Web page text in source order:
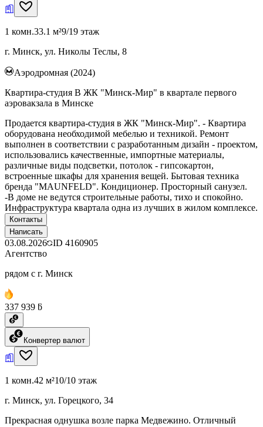
1 комн.33.1 м²9/19 этаж
г. Минск, ул. Николы Теслы, 8
Аэродромная (2024)
Квартира-студия В ЖК "Минск-Мир" в квартале первого
аэровакзала в Минске
Продается квартира-студия в ЖК "Минск-Мир". - Квартира
оборудована необходимой мебелью и техникой. Ремонт
выполнен в соответствии с разработанным дизайн - проектом,
использовались качественные, импортные материалы,
различные виды подсветки, потолок - гипсокартон,
встроенные шкафы для хранения вещей. Бытовая техника
бренда "MAUNFELD". Кондиционер. Просторный санузел.
-В доме не ведутся строительные работы, тихо и спокойно.
Инфраструктура квартала одна из лучших в жилом комплексе.
Контакты
Написать
03.08.2026 ID 4160905
Агентство
рядом с г. Минск
337 939 ƃ
Конвертер валют
1 комн.42 м²10/10 этаж
г. Минск, ул. Горецкого, 34
Прекрасная однушка возле парка Медвежино. Отличный